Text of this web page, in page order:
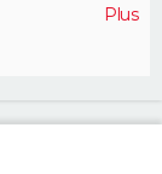
Plus